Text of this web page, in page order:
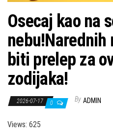
Osecaj kao na
nebu!Narednih
biti prelep za
zodijaka!
2026-07-17 0 By ADMIN
Views: 625